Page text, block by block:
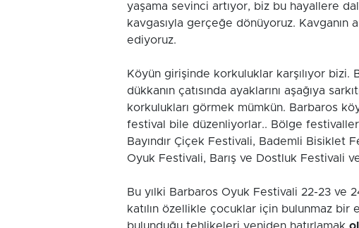
yaşama sevinci artıyor, biz bu hayallere
kavgasıyla gerçeğe dönüyoruz. Kavganın
ediyoruz.
Köyün girişinde korkuluklar karşılıyor bizi.
dükkanın çatısında ayaklarını aşağıya
korkulukları görmek mümkün. Barbaros
festival bile düzenliyorlar.. Bölge festivaller
Bayındır Çiçek Festivali, Bademli Bisiklet
Oyuk Festivali, Barış ve Dostluk Festivali
Bu yılki Barbaros Oyuk Festivali 22-23 ve
katılın özellikle çocuklar için bulunmaz bir